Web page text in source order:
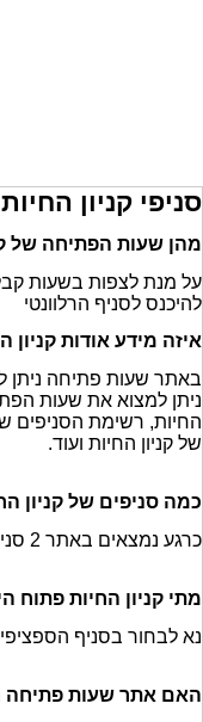
סניפי קניון החיות
מהן שעות הפתיחה של
על מנת לצפות בשעות
להיכנס לסניף הרלוונטי
איזה מידע אודות
באתר שעות פתיחה ניתן
ניתן למצוא את שעות
החיות, רשימת הסניפים
של קניון החיות ועוד.
כמה סניפים של קניון
כרגע נמצאים באתר 2 סניפים ופרטיהם
מתי קניון החיות פתוח
נא לבחור בסניף
האם אתר שעות פתיחה